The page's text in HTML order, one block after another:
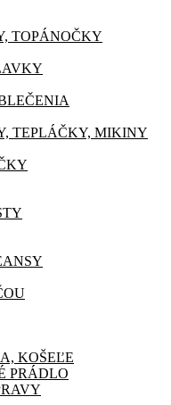
TOPÁNOČKY
TEPLÁČKY, MIKINY
KOŠEĽE
PRÁDLO